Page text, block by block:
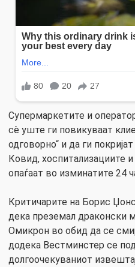
Супермаркетите и
сè уште ги повикуваат
одговорно“ и да ги
Ковид, хоспитализациите
опаѓаат во изминатите 24
Критичарите на Борис
дека преземал драконски
Омикрон во обид да се
додека Вестминстер се
долгоочекуваниот